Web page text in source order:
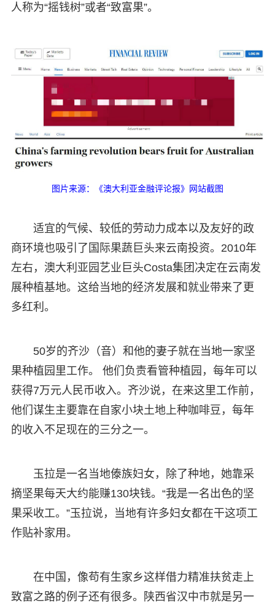
人称为“摇钱树”或者“致富果”。
图片来源：《澳大利亚金融评论报》网站截图
适宜的气候、较低的劳动力成本以及友好的政
商环境也吸引了国际果蔬巨头来云南投资。2010年
左右，澳大利亚园艺业巨头Costa集团决定在云南发
展种植基地。这给当地的经济发展和就业带来了更
多红利。
50岁的齐沙（音）和他的妻子就在当地一家坚
果种植园里工作。 他们负责看管种植园，每年可以
获得7万元人民币收入。齐沙说，在来这里工作前，
他们谋生主要靠在自家小块土地上种咖啡豆，每年
的收入不足现在的三分之一。
玉拉是一名当地傣族妇女，除了种地，她靠采
摘坚果每天大约能赚130块钱。“我是一名出色的坚
果采收工。”玉拉说，当地有许多妇女都在干这项工
作贴补家用。
在中国，像苟有生家乡这样借力精准扶贫走上
致富之路的例子还有很多。陕西省汉中市就是另一